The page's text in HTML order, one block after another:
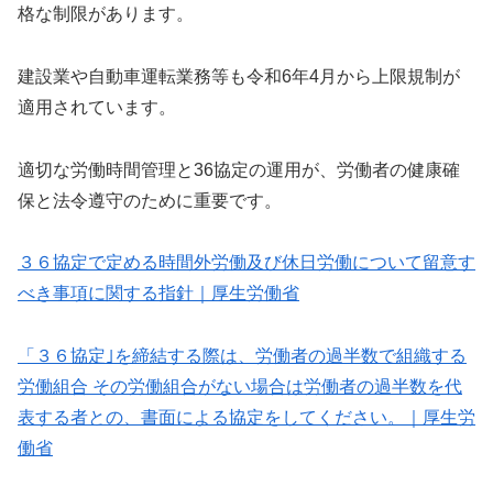
格な制限があります。
建設業や自動車運転業務等も令和6年4月から上限規制が
適用されています。
適切な労働時間管理と36協定の運用が、労働者の健康確
保と法令遵守のために重要です。
３６協定で定める時間外労働及び休日労働について留意す
べき事項に関する指針｜厚生労働省
「３６協定｣を締結する際は、労働者の過半数で組織する
労働組合 その労働組合がない場合は労働者の過半数を代
表する者との、書面による協定をしてください。｜厚生労
働省